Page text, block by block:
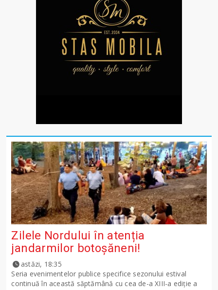
Zilele Nordului în atenția
jandarmilor botoșăneni!
astăzi, 18:35
Seria evenimentelor publice specifice sezonului estival
continuă în această săptămână cu cea de-a XIII-a ediție a